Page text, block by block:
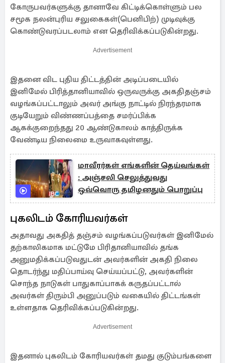
கோருபவர்களுக்கு தானாவே கிட்டிக்கொள்ளும் பல
சமூக நலன்புரிய சலுகைகள்(பெனிபிற்) முடிவுக்கு
கொண்டுவரப்படலாம் என தெரிவிக்கப்படுகின்றது.
Advertisement
இதனை விட புதிய திட்டத்தின் அடிப்படையில்
இனிமேல் பிரித்தானியாவில் ஒருவருக்கு அகதிதஞ்சம்
வழங்கப்பட்டாலும் அவர் அங்கு நாட்டில் நிரந்தரமாக
குடியேறும் விண்ணப்பத்தை சமர்ப்பிக்க
ஆகக்குறைந்தது 20 ஆண்டுகாலம் காத்திருக்க
வேண்டிய நிலைமை உருவாகவுள்ளது.
மாவீரர்கள் எங்களின் தெய்வங்கள்
: அஞ்சலி செலுத்துவது
ஒவ்வொரு தமிழனதும் பொறுப்பு
புகலிடம் கோரியவர்கள்
அதாவது அகதித் தஞ்சம் வழங்கப்படுவர்கள் இனிமேல்
தற்காலிகமாக மட்டுமே பிரிதானியாவில் தங்க
அனுமதிக்கப்படுவதுடன் அவர்களின் அகதி நிலை
தொடர்ந்து மதிப்பாய்வு செய்யப்பட்டு, அவர்களின்
சொந்த நாடுகள் பாதுகாப்பாகக் கருதப்பட்டால்
அவர்கள் திரும்பி அனுப்படும் வகையில் திட்டங்கள்
உள்ளதாக தெரிவிக்கப்படுகின்றது.
Advertisement
இதனால் புகலிடம் கோரியவர்கள் தமது குடும்பங்களை